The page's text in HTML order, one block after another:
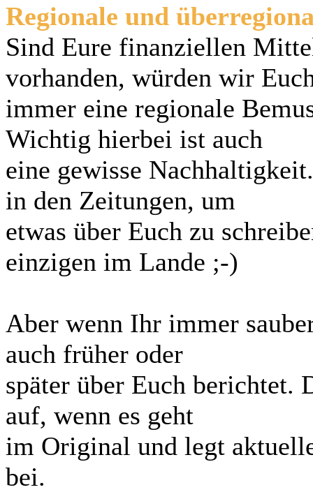
Regionale und
Sind Eure finanziellen
vorhanden, würden wir
immer eine regionale
Wichtig hierbei ist auch
eine gewisse
in den Zeitungen, um
etwas über Euch zu
einzigen im Lande ;-)
Aber wenn Ihr immer
auch früher oder
später über Euch
auf, wenn es geht
im Original und legt
bei.